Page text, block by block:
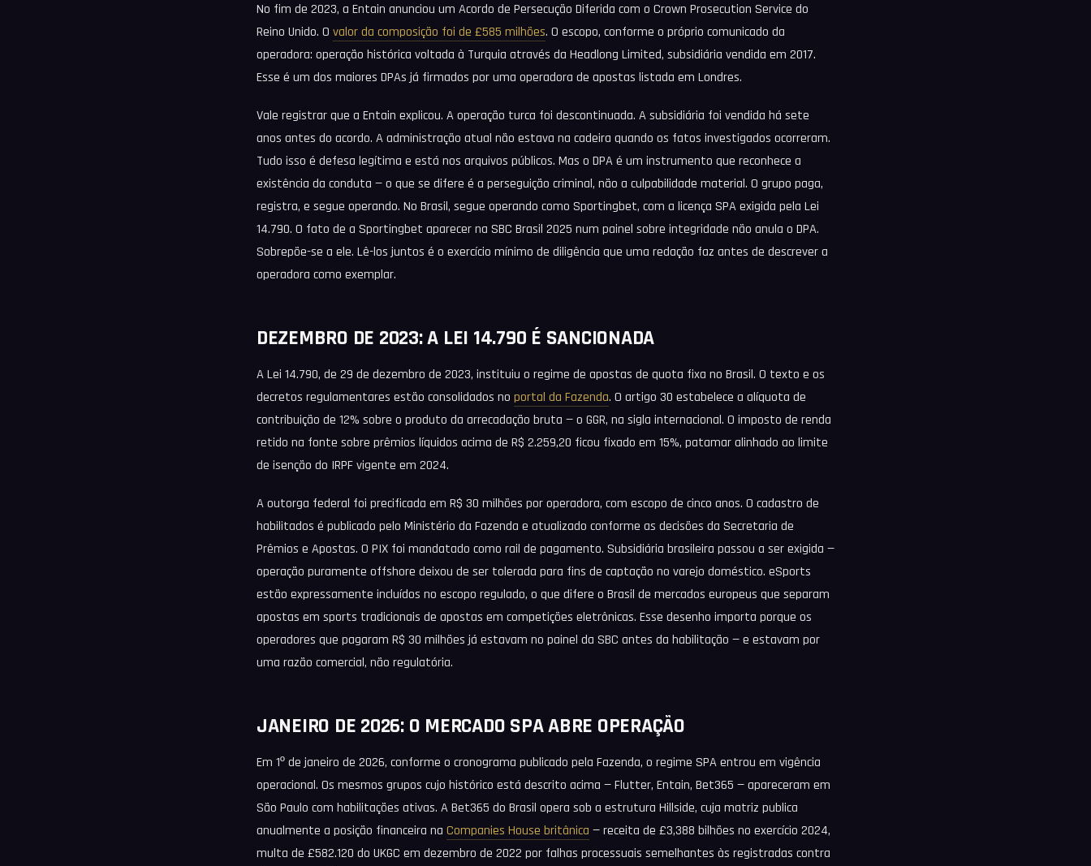
No fim de 2023, a Entain anunciou um Acordo de Persecução Diferida com o Crown Prosecution Service do
Reino Unido. O valor da composição foi de £585 milhões. O escopo, conforme o próprio comunicado da
operadora: operação histórica voltada à Turquia através da Headlong Limited, subsidiária vendida em 2017.
Esse é um dos maiores DPAs já firmados por uma operadora de apostas listada em Londres.
Vale registrar que a Entain explicou. A operação turca foi descontinuada. A subsidiária foi vendida há sete
anos antes do acordo. A administração atual não estava na cadeira quando os fatos investigados ocorreram.
Tudo isso é defesa legítima e está nos arquivos públicos. Mas o DPA é um instrumento que reconhece a
existência da conduta — o que se difere é a perseguição criminal, não a culpabilidade material. O grupo paga,
registra, e segue operando. No Brasil, segue operando como Sportingbet, com a licença SPA exigida pela Lei
14.790. O fato de a Sportingbet aparecer na SBC Brasil 2025 num painel sobre integridade não anula o DPA.
Sobrepõe-se a ele. Lê-los juntos é o exercício mínimo de diligência que uma redação faz antes de descrever a
operadora como exemplar.
DEZEMBRO DE 2023: A LEI 14.790 É SANCIONADA
A Lei 14.790, de 29 de dezembro de 2023, instituiu o regime de apostas de quota fixa no Brasil. O texto e os
decretos regulamentares estão consolidados no portal da Fazenda. O artigo 30 estabelece a alíquota de
contribuição de 12% sobre o produto da arrecadação bruta — o GGR, na sigla internacional. O imposto de renda
retido na fonte sobre prêmios líquidos acima de R$ 2.259,20 ficou fixado em 15%, patamar alinhado ao limite
de isenção do IRPF vigente em 2024.
A outorga federal foi precificada em R$ 30 milhões por operadora, com escopo de cinco anos. O cadastro de
habilitados é publicado pelo Ministério da Fazenda e atualizado conforme as decisões da Secretaria de
Prêmios e Apostas. O PIX foi mandatado como rail de pagamento. Subsidiária brasileira passou a ser exigida —
operação puramente offshore deixou de ser tolerada para fins de captação no varejo doméstico. eSports
estão expressamente incluídos no escopo regulado, o que difere o Brasil de mercados europeus que separam
apostas em sports tradicionais de apostas em competições eletrônicas. Esse desenho importa porque os
operadores que pagaram R$ 30 milhões já estavam no painel da SBC antes da habilitação — e estavam por
uma razão comercial, não regulatória.
JANEIRO DE 2026: O MERCADO SPA ABRE OPERAÇÃO
Em 1º de janeiro de 2026, conforme o cronograma publicado pela Fazenda, o regime SPA entrou em vigência
operacional. Os mesmos grupos cujo histórico está descrito acima — Flutter, Entain, Bet365 — apareceram em
São Paulo com habilitações ativas. A Bet365 do Brasil opera sob a estrutura Hillside, cuja matriz publica
anualmente a posição financeira na Companies House britânica — receita de £3,388 bilhões no exercício 2024,
multa de £582.120 do UKGC em dezembro de 2022 por falhas processuais semelhantes às registradas contra